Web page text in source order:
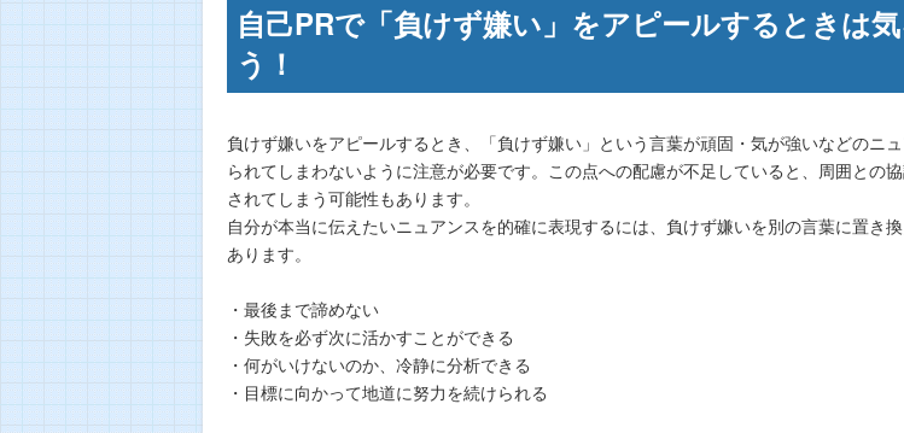
自己PRで「負けず嫌い」をアピールするときは
う！
負けず嫌いをアピールするとき、「負けず嫌い」という言葉が頑固・気が強いなどのニ
られてしまわないように注意が必要です。この点への配慮が不足していると、周囲との
されてしまう可能性もあります。
自分が本当に伝えたいニュアンスを的確に表現するには、負けず嫌いを別の言葉に置き
あります。
・最後まで諦めない
・失敗を必ず次に活かすことができる
・何がいけないのか、冷静に分析できる
・目標に向かって地道に努力を続けられる